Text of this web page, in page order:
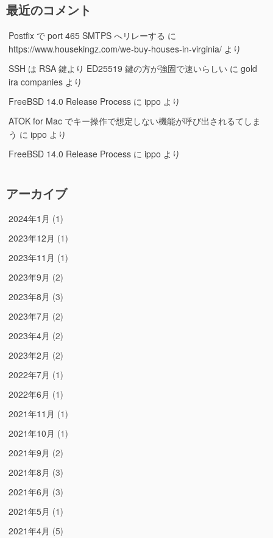
最近のコメント
Postfix で port 465 SMTPS へリレーする に
https://www.housekingz.com/we-buy-houses-in-virginia/ より
SSH は RSA 鍵より ED25519 鍵の方が強固で速いらしい に gold
ira companies より
FreeBSD 14.0 Release Process に ippo より
ATOK for Mac でキー操作で想定しない機能が呼び出されるてしま
う に ippo より
FreeBSD 14.0 Release Process に ippo より
アーカイブ
2024年1月 (1)
2023年12月 (1)
2023年11月 (1)
2023年9月 (2)
2023年8月 (3)
2023年7月 (2)
2023年4月 (2)
2023年2月 (2)
2022年7月 (1)
2022年6月 (1)
2021年11月 (1)
2021年10月 (1)
2021年9月 (2)
2021年8月 (3)
2021年6月 (3)
2021年5月 (1)
2021年4月 (5)